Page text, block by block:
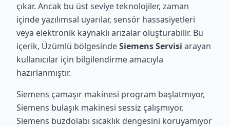
çıkar. Ancak bu üst seviye teknolojiler, zaman
içinde yazılımsal uyarılar, sensör hassasiyetleri
veya elektronik kaynaklı arızalar oluşturabilir. Bu
içerik, Üzümlü bölgesindeSiemens Servisi arayan
kullanıcılar için bilgilendirme amacıyla
hazırlanmıştır.
Siemens çamaşır makinesi program başlatmıyor,
Siemens bulaşık makinesi sessiz çalışmıyor,
Siemens buzdolabı sıcaklık dengesini koruyamıyor